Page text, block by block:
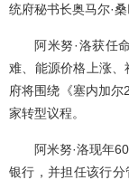
统府秘书长奥马尔·
阿米努·洛获任
难、能源价格上涨
府将围绕《塞内加尔
家转型议程。
阿米努·洛现年
银行，并担任该行